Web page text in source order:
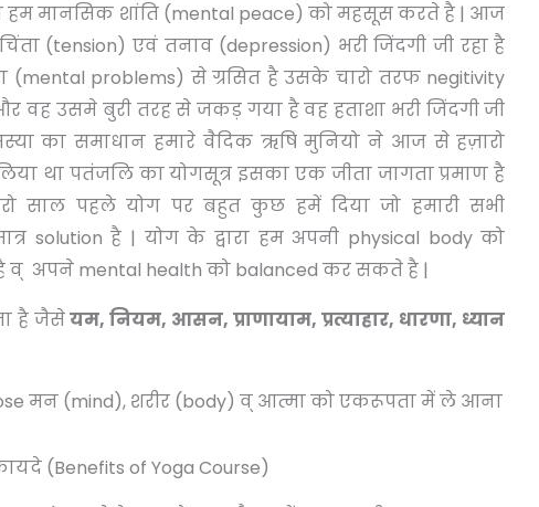
हम मानसिक शांति (mental peace) को महसूस करते है | आज
(tension) एवं तनाव (depression) भरी जिंदगी जी रहा है
problems) से ग्रसित है उसके चारो तरफ negitivity
वह उसमे बुरी तरह से जकड़ गया है वह हताशा भरी जिंदगी जी
का समाधान हमारे वैदिक ऋषि मुनियो ने आज से हज़ारो
था पतंजलि का योगसूत्र इसका एक जीता जागता प्रमाण है
साल पहले योग पर बहुत कुछ हमें दिया जो हमारी सभी
solution है | योग के द्वारा हम अपनी physical body को
अपने mental health को balanced कर सकते है |
है जैसेयम, नियम, आसन, प्राणायाम, प्रत्याहार, धारणा, ध्यान
मन (mind), शरीर (body) व् आत्मा को एकरूपता में ले आना
(Benefits of Yoga Course)